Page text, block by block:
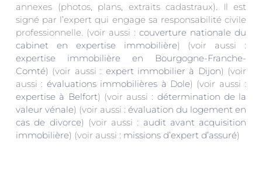
annexes (photos, plans, extraits cadastraux). Il est
signé par l’expert qui engage sa responsabilité civile
professionnelle. (voir aussi : couverture nationale du
cabinet en expertise immobilière) (voir aussi :
expertise immobilière en Bourgogne-Franche-
Comté) (voir aussi : expert immobilier à Dijon) (voir
aussi : évaluations immobilières à Dole) (voir aussi :
expertise à Belfort) (voir aussi : détermination de la
valeur vénale) (voir aussi : évaluation du logement en
cas de divorce) (voir aussi : audit avant acquisition
immobilière) (voir aussi : missions d’expert d’assuré)